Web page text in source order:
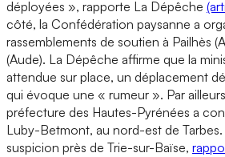
déployées », rapporte La Dépêche
côté, la Confédération paysanne a
rassemblements de soutien à Pailhès
(Aude). La Dépêche affirme que la
attendue sur place, un déplacement
qui évoque une « rumeur ». Par
préfecture des Hautes-Pyrénées a
Luby-Betmont, au nord-est de Tarbes.
suspicion près de Trie-sur-Baïse,